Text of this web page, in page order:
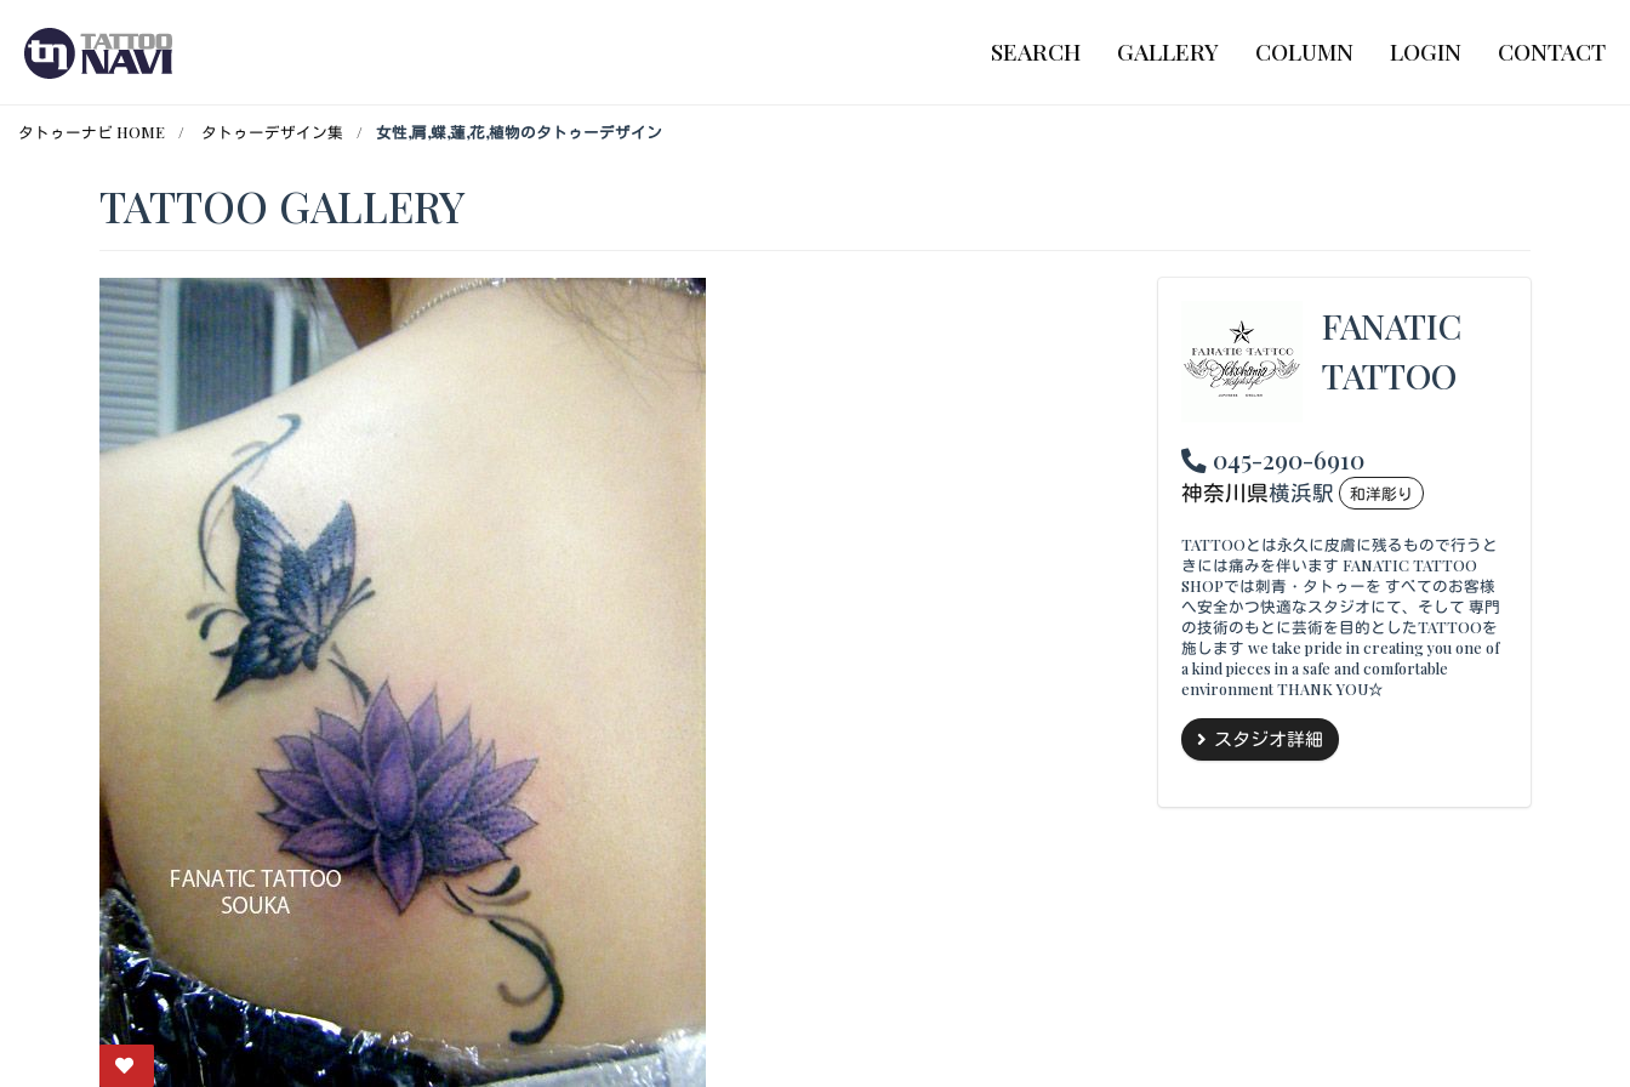
SEARCH GALLERY COLUMN LOGIN CONTACT
タトゥーナビ HOME タトゥーデザイン集 女性,肩,蝶,蓮,花,植物のタトゥーデザイン
TATTOO GALLERY
FANATIC
TATTOO
045-290-6910
神奈川県横浜駅 和洋彫り
TATTOOとは永久に皮膚に残るもので行うと
きには痛みを伴います FANATIC TATTOO
SHOPでは刺青・タトゥーを すべてのお客様
へ安全かつ快適なスタジオにて、そして 専門
の技術のもとに芸術を目的としたTATTOOを
施します we take pride in creating you one of
a kind pieces in a safe and comfortable
environment THANK YOU☆
スタジオ詳細